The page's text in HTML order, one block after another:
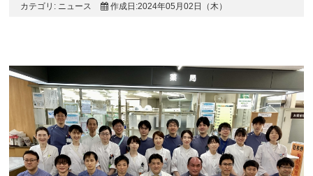
カテゴリ: ニュース 作成日:2024年05月02日（木）